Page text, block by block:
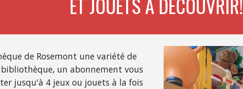
ET JOUETS À DÉCOUVRIR!
de Rosemont une variété de
un abonnement vous
jusqu'à 4 jeux ou jouets à la fois